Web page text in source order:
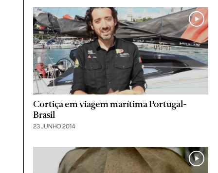
Cortiça em viagem marítima Portugal-
Brasil
23 JUNHO 2014